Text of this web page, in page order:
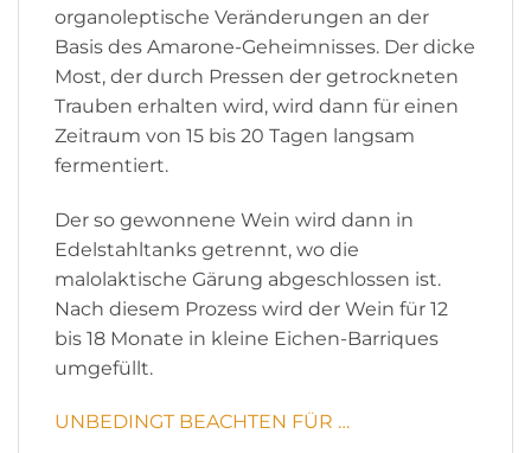
organoleptische Veränderungen an der
Basis des Amarone-Geheimnisses. Der dicke
Most, der durch Pressen der getrockneten
Trauben erhalten wird, wird dann für einen
Zeitraum von 15 bis 20 Tagen langsam
fermentiert.
Der so gewonnene Wein wird dann in
Edelstahltanks getrennt, wo die
malolaktische Gärung abgeschlossen ist.
Nach diesem Prozess wird der Wein für 12
bis 18 Monate in kleine Eichen-Barriques
umgefüllt.
UNBEDINGT BEACHTEN FÜR …